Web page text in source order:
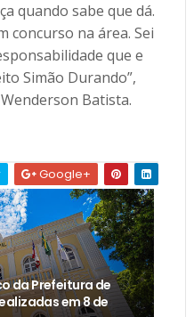
quando sabe que dá.
concurso na área. Sei
que e
Simão Durando”,
Batista.
Google+
da Prefeitura de
em 8 de